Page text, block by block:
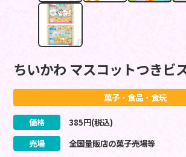
ちいかわ マスコットつきビ
菓子・食品・食玩
価格 385円(税込)
売場
全国量販店の菓子売場等